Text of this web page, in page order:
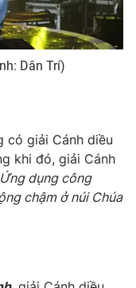
Dân Trí)
có giải Cánh diều
khi đó, giải Cánh
Ứng dụng công
chậm ở núi Chúa